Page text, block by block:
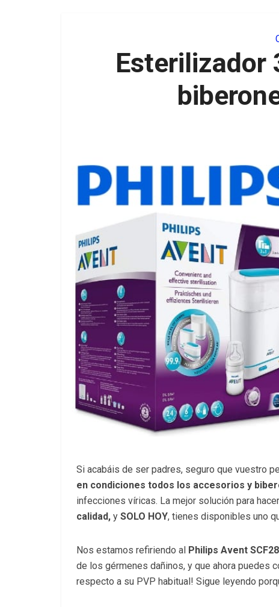
Esterilizador
Si acabáis de ser padres, seguro que vuestro
en condiciones todos los accesorios y
infecciones víricas. La mejor solución para
calidad, y SOLO HOY, tienes disponibles uno
Nos estamos refiriendo al Philips Avent
de los gérmenes dañinos, y que ahora puedes
respecto a su PVP habitual! Sigue leyendo